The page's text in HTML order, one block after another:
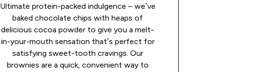
Ultimate protein-packed indulgence – we’ve
baked chocolate chips with heaps of
delicious cocoa powder to give you a melt-
in-your-mouth sensation that’s perfect for
satisfying sweet-tooth cravings. Our
brownies are a quick, convenient way to